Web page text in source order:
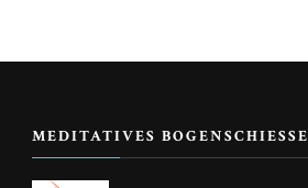
MEDITATIVES BOGENSCHIESSEN